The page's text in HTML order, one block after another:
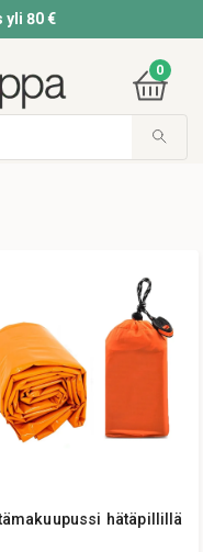
yli 80 €
0
hätäpillillä